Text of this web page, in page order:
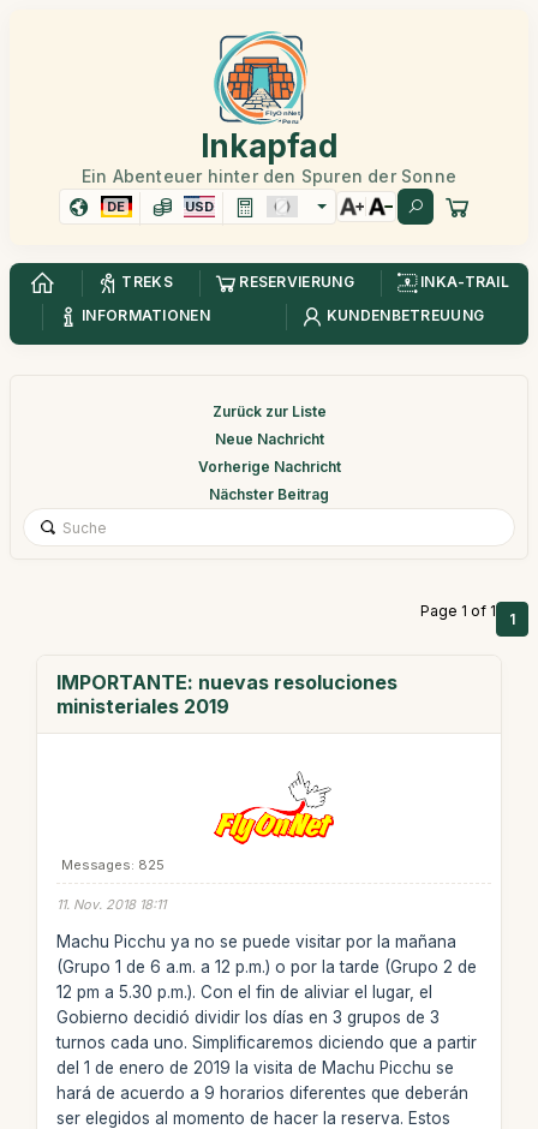
Inkapfad
Ein Abenteuer hinter den Spuren der Sonne
DE USD
TREKS RESERVIERUNG
INKA-TRAIL
INFORMATIONEN
KUNDENBETREUUNG
Zurück zur Liste
Neue Nachricht
Vorherige Nachricht
Nächster Beitrag
Page 1 of 1 1
IMPORTANTE: nuevas resoluciones
ministeriales 2019
Messages: 825
11. Nov. 2018 18:11
Machu Picchu ya no se puede visitar por la mañana
(Grupo 1 de 6 a.m. a 12 p.m.) o por la tarde (Grupo 2 de
12 pm a 5.30 p.m.). Con el fin de aliviar el lugar, el
Gobierno decidió dividir los días en 3 grupos de 3
turnos cada uno. Simplificaremos diciendo que a partir
del 1 de enero de 2019 la visita de Machu Picchu se
hará de acuerdo a 9 horarios diferentes que deberán
ser elegidos al momento de hacer la reserva. Estos